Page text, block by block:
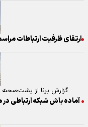
ارتقای ظرفیت ارتباطات
گزارش برنا از پشت‌صحنه
آماده باش شبکه ارتباطی در